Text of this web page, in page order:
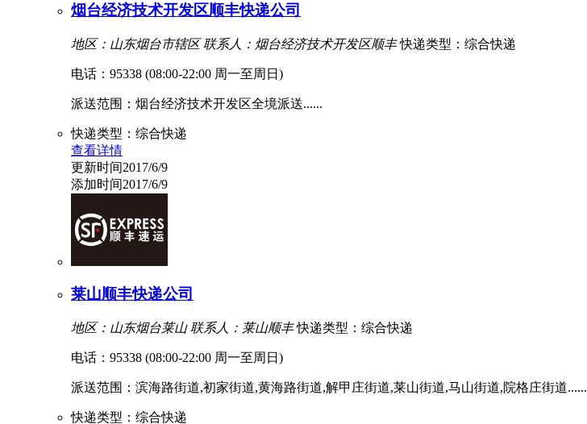
烟台经济技术开发区顺丰快递公司
地区：山东烟台市辖区 联系人：烟台经济技术开发区顺丰 快递类型：综合快递
电话：95338 (08:00-22:00 周一至周日)
派送范围：烟台经济技术开发区全境派送......
快递类型：综合快递
查看详情
更新时间2017/6/9
添加时间2017/6/9
莱山顺丰快递公司
地区：山东烟台莱山 联系人：莱山顺丰 快递类型：综合快递
电话：95338 (08:00-22:00 周一至周日)
派送范围：滨海路街道,初家街道,黄海路街道,解甲庄街道,莱山街道,马山街道,院格庄街道......
快递类型：综合快递